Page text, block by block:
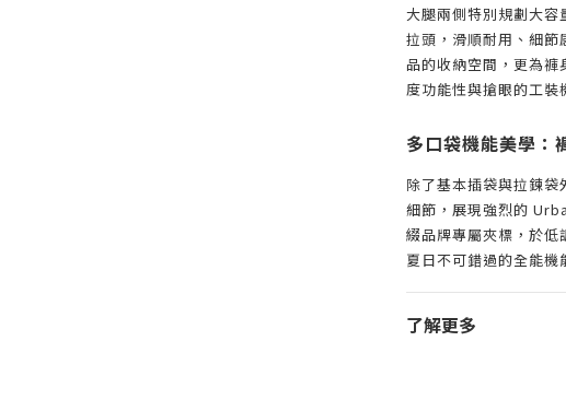
大腿兩側特別規劃大
拉頭，滑順耐用、細
品的收納空間，更為
度功能性與搶眼的工裝
多口袋機能美學：
除了基本插袋與拉鍊
細節，展現強烈的
綴品牌專屬夾標，於
夏日不可錯過的全能機
了解更多